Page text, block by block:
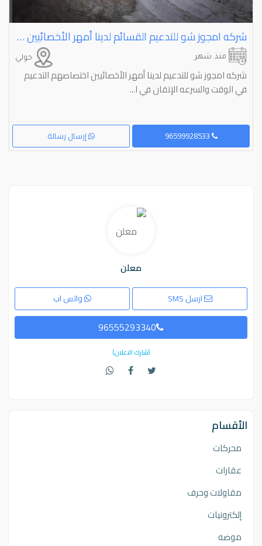
شركه امجوز شو للتدعيم القسائم لدينا أمهر الأخصائيين اختصاصهم التدعيم تدعيم جوانب البناء اتصل نصل
حولي منذ شهر
شركه امجوز شو للتدعيم لدينا أمهر الأخصائيين اختصاصهم التدعيم
في الوقت والسرعه الإتقان في ا...
إرسال رسالة
معلن
ارسل SMS واتس اب
96555293340
(شارك الاعلان)
الأقسام
محركات
عقارات
مقاولات وحرف
إلكترونيات
موضه